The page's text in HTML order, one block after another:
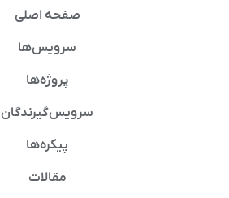
صفحه اصلی
سرویس‌ها
پروژه‌ها
سرویس‌گیرندگان
پیکره‌ها
مقالات